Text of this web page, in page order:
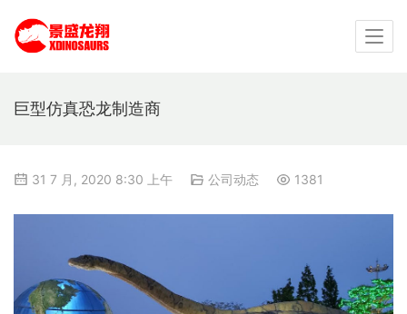
巨型仿真恐龙制造商
31 7 月, 2020 8:30 上午 公司动态 1381